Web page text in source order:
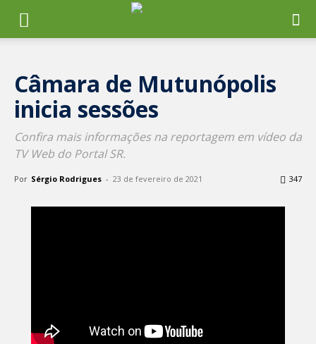
Câmara de Mutunópolis
inicia sessões
Confira mais informações na reportagem em vídeo da
TV Web do Portal SR.
Por Sérgio Rodrigues - 23 de fevereiro de 2021 347